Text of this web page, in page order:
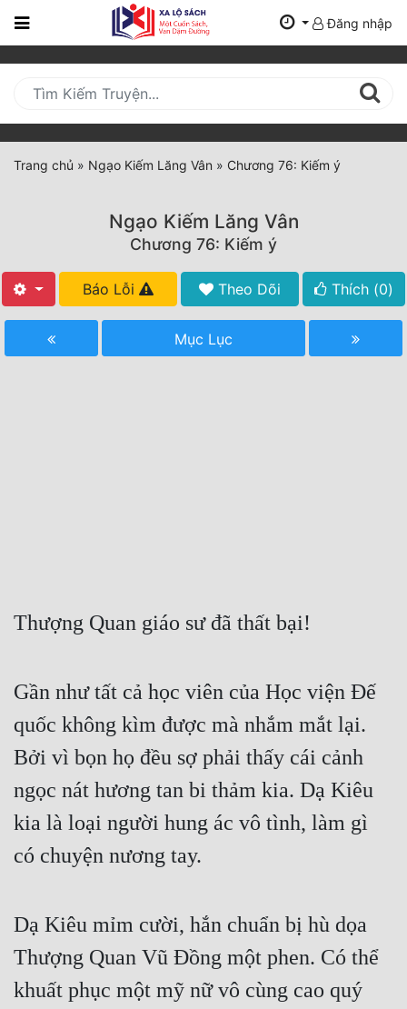
Trang
Mới
Cập
Nhật
(current)
Tất Cả
Truyện ngắn
Cung Đấu
Cạnh Kỹ
Cổ Tiên Hiệp
Cổ Đại
Du Hí
Dị Giới
Đăng nhập
Trang chủ » Ngạo Kiếm Lăng Vân » Chương 76: Kiếm ý
Ngạo Kiếm Lăng Vân
Chương 76: Kiếm ý
Báo Lỗi Theo Dõi Thích (0)
Mục Lục
Thượng Quan giáo sư đã thất bại!
Gần như tất cả học viên của Học viện Đế
quốc không kìm được mà nhắm mắt lại.
Bởi vì bọn họ đều sợ phải thấy cái cảnh
ngọc nát hương tan bi thảm kia. Dạ Kiêu
kia là loại người hung ác vô tình, làm gì
có chuyện nương tay.
Dạ Kiêu mỉm cười, hắn chuẩn bị hù dọa
Thượng Quan Vũ Đồng một phen. Có thể
khuất phục một mỹ nữ vô cùng cao quý